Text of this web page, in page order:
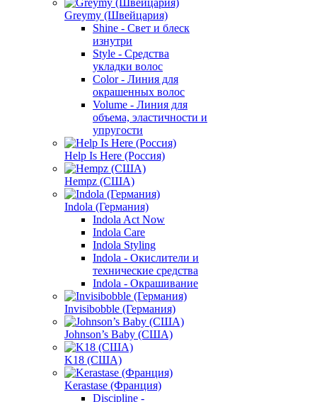
Greymy (Швейцария)
Shine - Свет и блеск
изнутри
Style - Средства
укладки волос
Color - Линия для
окрашенных волос
Volume - Линия для
объема, эластичности и
упругости
Help Is Here (Россия)
Hempz (США)
Indola (Германия)
Indola Act Now
Indola Care
Indola Styling
Indola - Окислители и
технические средства
Indola - Окрашивание
Invisibobble (Германия)
Johnson’s Baby (США)
K18 (США)
Kerastase (Франция)
Discipline -